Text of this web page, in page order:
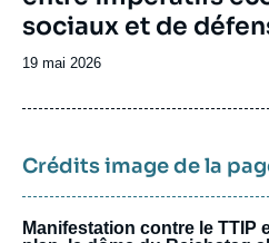
allemand) qui avait été
l’initiative de la Fondation
sociaux et de
Date
publication
19 mai 2026
Crédits image de la
Manifestation contre le TTIP